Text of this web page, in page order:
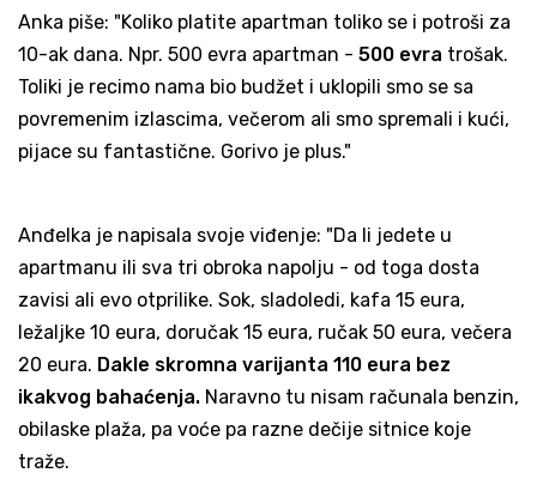
Anka piše: "Koliko platite apartman toliko se i potroši za
10-ak dana. Npr. 500 evra apartman - 500 evra trošak.
Toliki je recimo nama bio budžet i uklopili smo se sa
povremenim izlascima, večerom ali smo spremali i kući,
pijace su fantastične. Gorivo je plus."
Anđelka je napisala svoje viđenje: "Da li jedete u
apartmanu ili sva tri obroka napolju - od toga dosta
zavisi ali evo otprilike. Sok, sladoledi, kafa 15 eura,
ležaljke 10 eura, doručak 15 eura, ručak 50 eura, večera
20 eura. Dakle skromna varijanta 110 eura bez
ikakvog bahaćenja. Naravno tu nisam računala benzin,
obilaske plaža, pa voće pa razne dečije sitnice koje
traže.